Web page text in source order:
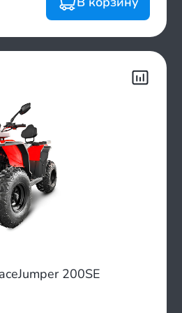
200SE